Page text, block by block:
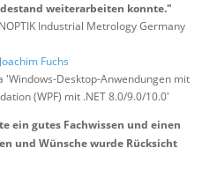
weiterarbeiten konnte."
Industrial Metrology Germany
Fuchs
'Windows-Desktop-Anwendungen mit
(WPF) mit .NET 8.0/9.0/10.0'
ein gutes Fachwissen und einen
und Wünsche wurde Rücksicht